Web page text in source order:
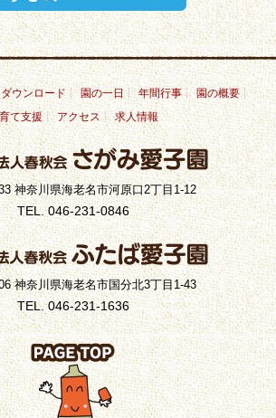
ダウンロード 園の一日 年間行事
園の概要
て支援
アクセス 求人情報
神奈川県海老名市河原口2丁目1-12
TEL. 046-231-0846
神奈川県海老名市国分北3丁目1-43
TEL. 046-231-1636